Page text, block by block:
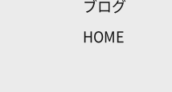
ブログ
HOME